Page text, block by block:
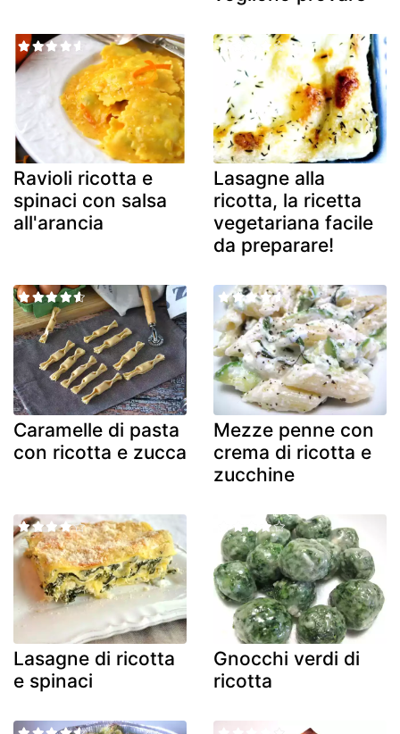
Ravioli ricotta e
spinaci con salsa
all'arancia
Lasagne alla
ricotta, la ricetta
vegetariana facile
da preparare!
Caramelle di pasta
con ricotta e zucca
Mezze penne con
crema di ricotta e
zucchine
Lasagne di ricotta
e spinaci
Gnocchi verdi di
ricotta